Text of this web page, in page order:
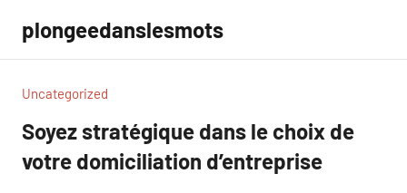
contenu
plongeedanslesmots
Uncategorized
Soyez stratégique dans le choix de
votre domiciliation d’entreprise